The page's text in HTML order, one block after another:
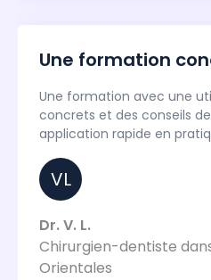
Une formation
Une formation avec une
concrets et des conseils
application rapide en
VL
Dr. V. L.
Chirurgien-dentiste
Orientales